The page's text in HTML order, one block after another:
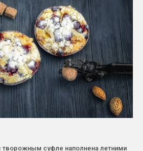
творожным суфле наполнена летними